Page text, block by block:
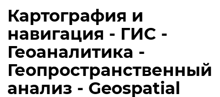
Картография и
навигация - ГИС -
Геоаналитика -
Геопространственный
анализ - Geospatial